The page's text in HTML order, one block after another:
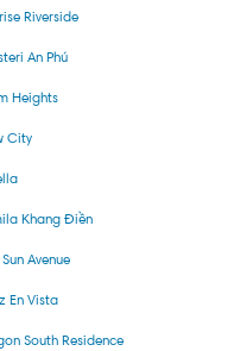
Riverside
An Phú
Heights
City
Khang Điền
Avenue
En Vista
South Residence